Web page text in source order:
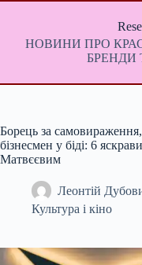
Перейти
НОВИНИ ПРО
БРЕНДИ
Борець за
бізнесмен у біді: 6
Матвєєвим
Леонтій
Культура і кіно